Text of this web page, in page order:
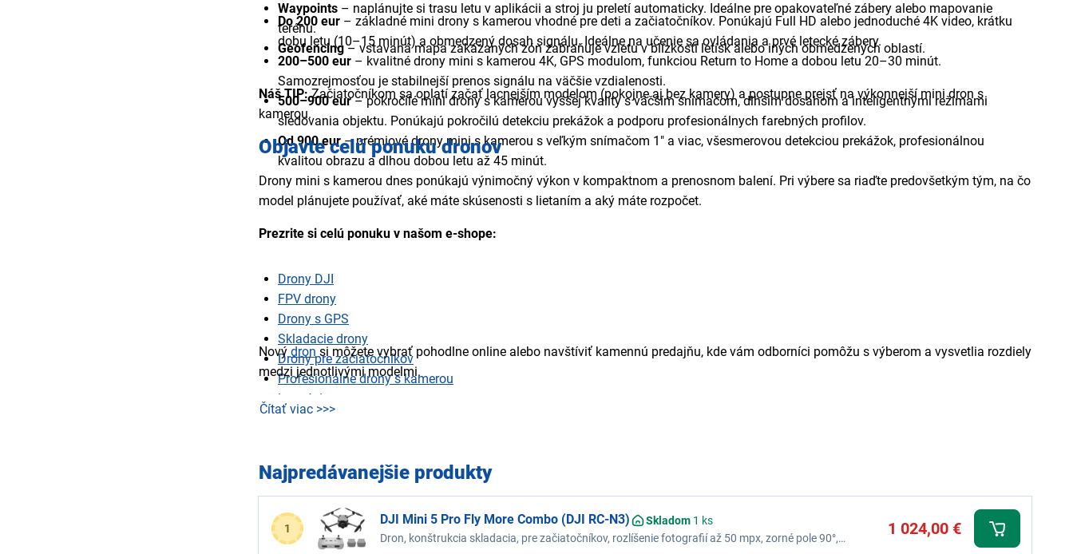
Waypoints – naplánujte si trasu letu v aplikácii a stroj ju preletí automaticky. Ideálne pre opakovateľné zábery alebo mapovanie
terénu.
Geofencing– vstavaná mapa zakázaných zón zabraňuje vzletu v blízkosti letísk alebo iných obmedzených oblastí.
Do 200 eur – základné mini drony s kamerou vhodné pre deti a začiatočníkov. Ponúkajú Full HD alebo jednoduché 4K video, krátku
dobu letu (10–15 minút) a obmedzený dosah signálu. Ideálne na učenie sa ovládania a prvé letecké zábery.
200–500 eur – kvalitné drony mini s kamerou 4K, GPS modulom, funkciou Return to Home a dobou letu 20–30 minút.
Samozrejmosťou je stabilnejší prenos signálu na väčšie vzdialenosti.
500–900 eur– pokročilé mini drony s kamerou vyššej kvality s väčším snímačom, dlhším dosahom a inteligentnými režimami
sledovania objektu. Ponúkajú pokročilú detekciu prekážok a podporu profesionálnych farebných profilov.
Od 900 eur– prémiové drony mini s kamerou s veľkým snímačom 1" a viac, všesmerovou detekciou prekážok, profesionálnou
kvalitou obrazu a dlhou dobou letu až 45 minút.
Náš TIP:Začiatočníkom sa oplatí začať lacnejším modelom (pokojne aj bez kamery) a postupne prejsť na výkonnejší mini dron s
kamerou.
Objavte celú ponuku dronov
Drony mini s kamerou dnes ponúkajú výnimočný výkon v kompaktnom a prenosnom balení. Pri výbere sa riaďte predovšetkým tým, na čo
model plánujete používať, aké máte skúsenosti s lietaním a aký máte rozpočet.
Prezrite si celú ponuku v našom e-shope:
Drony DJI
FPV drony
Drony s GPS
Skladacie drony
Drony pre začiatočníkov
Profesionálne drony s kamerou
Lacné drony
Veľké drony
Nový dron si môžete vybrať pohodlne online alebo navštíviť kamennú predajňu, kde vám odborníci pomôžu s výberom a vysvetlia rozdiely
medzi jednotlivými modelmi.
Čítať viac >>>
Najpredávanejšie produkty
1
DJI Mini 5 Pro Fly More Combo (DJI RC-N3) Skladom 1 ks
Dron, konštrukcia skladacia, pre začiatočníkov, rozlíšenie fotografií až 50 mpx, zorné pole 90°,
1 024,00 €